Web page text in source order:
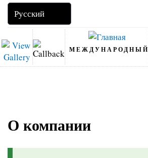
МЕЖДУНАРОДНЫЙ
О компании